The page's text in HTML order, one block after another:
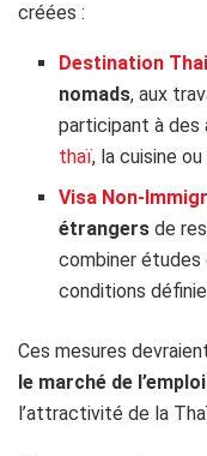
créées :
Destination
nomads, aux
participant à
thaï, la cuisine
Visa Non-
étrangers de
combiner
conditions
Ces mesures
le marché de
l’attractivité de la